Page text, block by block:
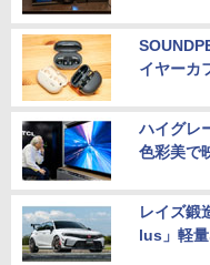
イヤーカ
ハイグレ
色彩美で
レイズ鍛
lus」軽